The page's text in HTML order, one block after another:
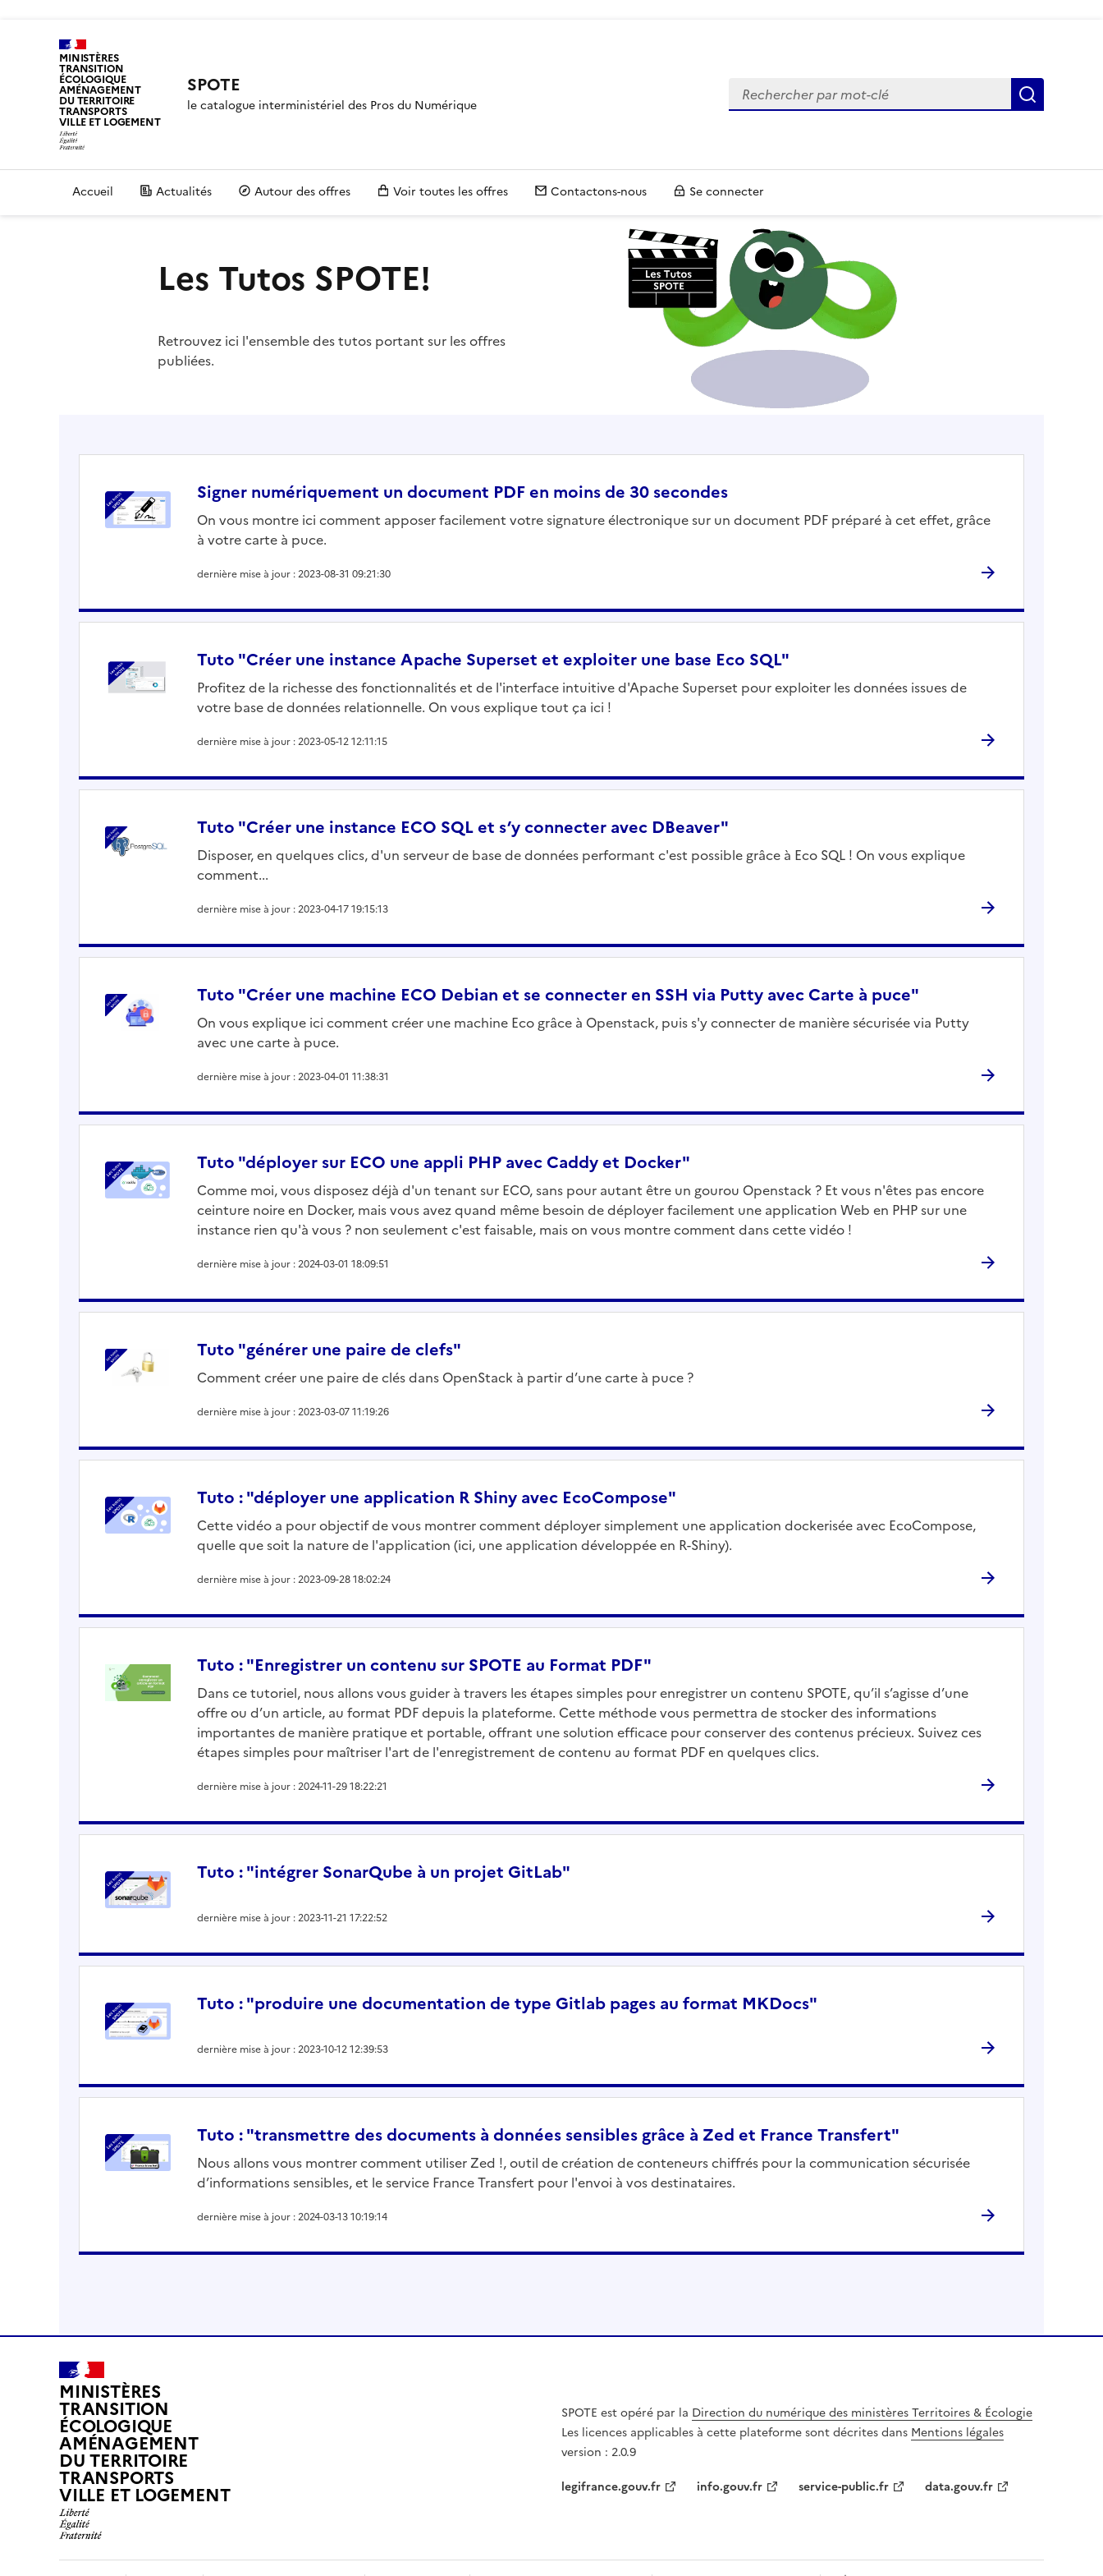
MINISTÈRES
TRANSITION
ÉCOLOGIQUE
AMÉNAGEMENT
DU TERRITOIRE
TRANSPORTS
VILLE ET LOGEMENT
SPOTE
le catalogue interministériel des Pros du Numérique
Rechercher
Accueil Actualités Autour des offres Voir toutes les offres Contactons-nous Se connecter
Les Tutos SPOTE!
Retrouvez ici l'ensemble des tutos portant sur les offres
publiées.
Signer numériquement un document PDF en moins de 30 secondes
On vous montre ici comment apposer facilement votre signature électronique sur un document PDF préparé à cet effet, grâce
à votre carte à puce.
dernière mise à jour : 2023-08-31 09:21:30
Tuto "Créer une instance Apache Superset et exploiter une base Eco SQL"
Profitez de la richesse des fonctionnalités et de l'interface intuitive d'Apache Superset pour exploiter les données issues de
votre base de données relationnelle. On vous explique tout ça ici !
dernière mise à jour : 2023-05-12 12:11:15
Tuto "Créer une instance ECO SQL et s’y connecter avec DBeaver"
Disposer, en quelques clics, d'un serveur de base de données performant c'est possible grâce à Eco SQL ! On vous explique
comment...
dernière mise à jour : 2023-04-17 19:15:13
Tuto "Créer une machine ECO Debian et se connecter en SSH via Putty avec Carte à puce"
On vous explique ici comment créer une machine Eco grâce à Openstack, puis s'y connecter de manière sécurisée via Putty
avec une carte à puce.
dernière mise à jour : 2023-04-01 11:38:31
Tuto "déployer sur ECO une appli PHP avec Caddy et Docker"
Comme moi, vous disposez déjà d'un tenant sur ECO, sans pour autant être un gourou Openstack ? Et vous n'êtes pas encore
ceinture noire en Docker, mais vous avez quand même besoin de déployer facilement une application Web en PHP sur une
instance rien qu'à vous ? non seulement c'est faisable, mais on vous montre comment dans cette vidéo !
dernière mise à jour : 2024-03-01 18:09:51
Tuto "générer une paire de clefs"
Comment créer une paire de clés dans OpenStack à partir d’une carte à puce ?
dernière mise à jour : 2023-03-07 11:19:26
Tuto : "déployer une application R Shiny avec EcoCompose"
Cette vidéo a pour objectif de vous montrer comment déployer simplement une application dockerisée avec EcoCompose,
quelle que soit la nature de l'application (ici, une application développée en R-Shiny).
dernière mise à jour : 2023-09-28 18:02:24
Tuto : "Enregistrer un contenu sur SPOTE au Format PDF"
Dans ce tutoriel, nous allons vous guider à travers les étapes simples pour enregistrer un contenu SPOTE, qu’il s’agisse d’une
offre ou d’un article, au format PDF depuis la plateforme. Cette méthode vous permettra de stocker des informations
importantes de manière pratique et portable, offrant une solution efficace pour conserver des contenus précieux. Suivez ces
étapes simples pour maîtriser l'art de l'enregistrement de contenu au format PDF en quelques clics.
dernière mise à jour : 2024-11-29 18:22:21
Tuto : "intégrer SonarQube à un projet GitLab"
dernière mise à jour : 2023-11-21 17:22:52
Tuto : "produire une documentation de type Gitlab pages au format MKDocs"
dernière mise à jour : 2023-10-12 12:39:53
Tuto : "transmettre des documents à données sensibles grâce à Zed et France Transfert"
Nous allons vous montrer comment utiliser Zed !, outil de création de conteneurs chiffrés pour la communication sécurisée
d’informations sensibles, et le service France Transfert pour l'envoi à vos destinataires.
dernière mise à jour : 2024-03-13 10:19:14
MINISTÈRES
TRANSITION
ÉCOLOGIQUE
AMÉNAGEMENT
DU TERRITOIRE
TRANSPORTS
VILLE ET LOGEMENT
SPOTE est opéré par la Direction du numérique des ministères Territoires & Écologie
Les licences applicables à cette plateforme sont décrites dans Mentions légales
version : 2.0.9
legifrance.gouv.fr
info.gouv.fr service-public.fr data.gouv.fr